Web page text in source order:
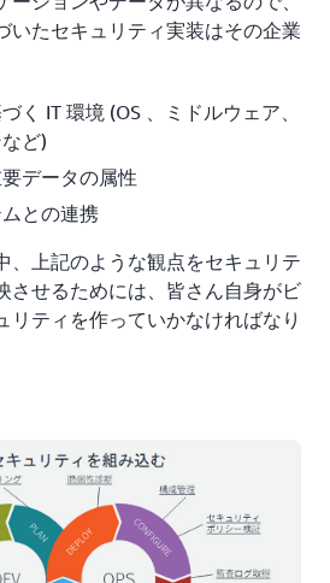
いたセキュリティ実装はその企業
く IT 環境 (OS 、ミドルウェア、
ど)
データの属性
との連携
、上記のような観点をセキュリテ
させるためには、皆さん自身がビ
リティを作っていかなければなり